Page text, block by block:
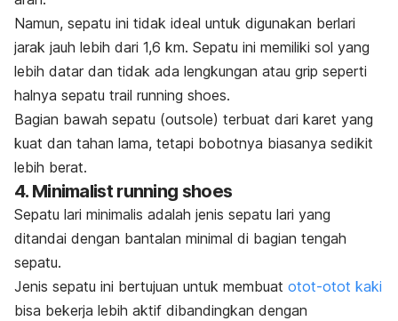
Namun, sepatu ini tidak ideal untuk digunakan berlari
jarak jauh lebih dari 1,6 km. Sepatu ini memiliki sol yang
lebih datar dan tidak ada lengkungan atau grip seperti
halnya sepatu trail running shoes.
Bagian bawah sepatu (outsole) terbuat dari karet yang
kuat dan tahan lama, tetapi bobotnya biasanya sedikit
lebih berat.
4. Minimalist running shoes
Sepatu lari minimalis adalah jenis sepatu lari yang
ditandai dengan bantalan minimal di bagian tengah
sepatu.
Jenis sepatu ini bertujuan untuk membuat otot-otot kaki
bisa bekerja lebih aktif dibandingkan dengan